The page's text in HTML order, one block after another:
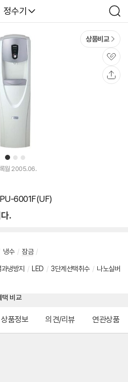
다나와
정수기
검
색
1 2 3
상품비교
관
심
월 2005.06.
6001F(UF)
.
냉수 / 잠금 /
냉방지 / LED / 3단계선택취수 / 나노실버
상품정보 의견/리뷰 연관상품